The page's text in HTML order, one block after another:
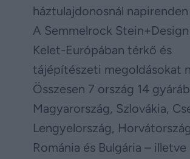
háztulajdonosnál napirenden
A Semmelrock
Kelet-Európában térkő és
tájépítészeti megoldásokat
Összesen 7 ország 14
Magyarország, Szlovákia,
Lengyelország,
Románia és Bulgária – illetve